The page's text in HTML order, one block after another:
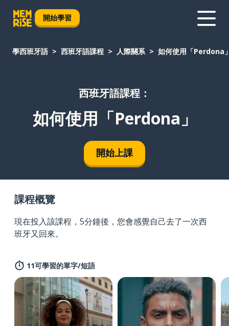
開始學習
學西班牙語 西班牙語課程 人際關系 如何使用「Perdona
西班牙語課程：
如何使用「Perdona」
開始上課
課程概覽
現在投入該課程，5分鐘後，您會感覺自己去了一次西
班牙又回來。
11可學習的單字/短語